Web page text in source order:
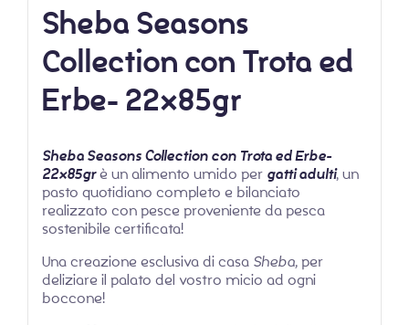
Sheba Seasons
Collection con Trota ed
Erbe- 22x85gr
Sheba Seasons Collection con Trota ed Erbe-
22x85grè un alimento umido per gatti adulti, un
pasto quotidiano completo e bilanciato
realizzato con pesce proveniente da pesca
sostenibile certificata!
Una creazione esclusiva di casa Sheba,per
deliziare il palato del vostro micio ad ogni
boccone!